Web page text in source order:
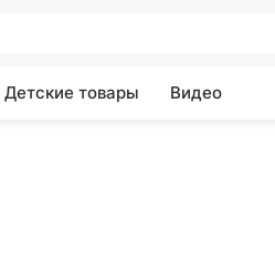
Детские товары Видео